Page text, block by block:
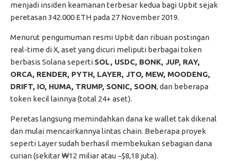
menjadi insiden keamanan terbesar kedua bagi Upbit sejak
peretasan 342.000 ETH pada 27 November 2019.
Menurut pengumuman resmi Upbit dan ribuan postingan
real-time di X, aset yang dicuri meliputi berbagai token
berbasis Solana seperti SOL, USDC, BONK, JUP, RAY,
ORCA, RENDER, PYTH, LAYER, JTO, MEW, MOODENG,
DRIFT, IO, HUMA, TRUMP, SONIC, SOON, dan beberapa
token kecil lainnya (total 24+ aset).
Peretas langsung memindahkan dana ke wallet tak dikenal
dan mulai mencairkannya lintas chain. Beberapa proyek
seperti Layer sudah berhasil membekukan sebagian dana
curian (sekitar ₩12 miliar atau ~$8,18 juta).